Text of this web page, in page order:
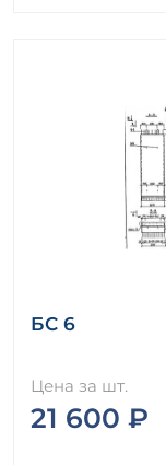
БС 6
Цена за шт.
21 600 ₽